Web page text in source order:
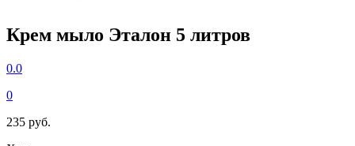
Крем мыло Эталон 5 литров
0.0
0
235 руб.